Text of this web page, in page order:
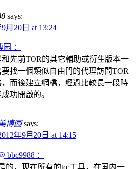
says:
9月20日 at 13:24
：
和先前TOR的其它輔助或衍生版本一
找一個類似自由門的代理訪問TOR
，而後建立網橋，經過比較長一段時
功開啟的。
博园 says:
年9月20日 at 14:15
bbc9988 ：
的，现在所有的tor工具，在国内一